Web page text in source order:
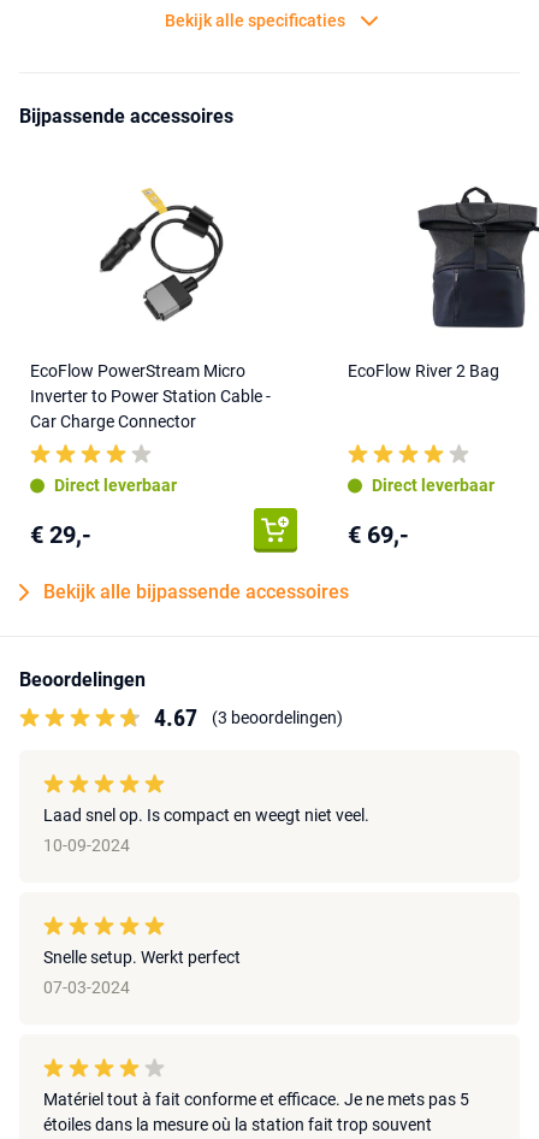
Bekijk alle specificaties
Bijpassende accessoires
EcoFlow PowerStream Micro
Inverter to Power Station Cable -
Car Charge Connector
Direct leverbaar
€ 29,-
EcoFlow River 2 Bag
Direct leverbaar
€ 69,-
Bekijk alle bijpassende accessoires
Beoordelingen
4.67 (3 beoordelingen)
Laad snel op. Is compact en weegt niet veel.
10-09-2024
Snelle setup. Werkt perfect
07-03-2024
Matériel tout à fait conforme et efficace. Je ne mets pas 5
étoiles dans la mesure où la station fait trop souvent